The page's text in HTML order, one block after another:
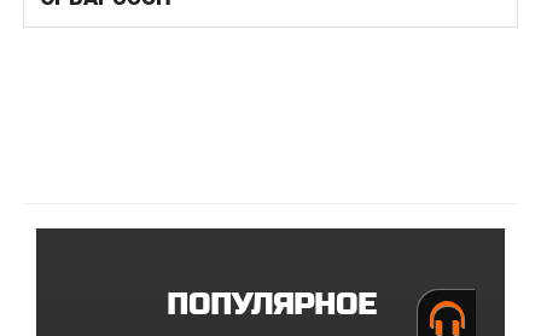
ПОПУЛЯРНОЕ